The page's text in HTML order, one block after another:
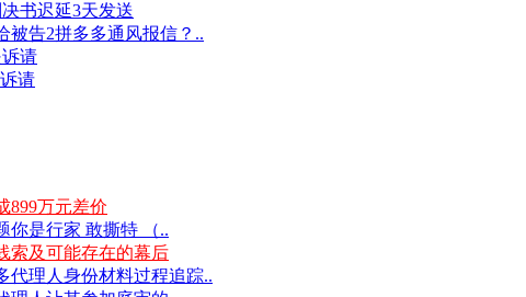
书迟延3天发送
被告2拼多多通风报信？..
请
请
万元差价
是行家 敢撕特 （..
索及可能存在的幕后
代理人身份材料过程追踪..